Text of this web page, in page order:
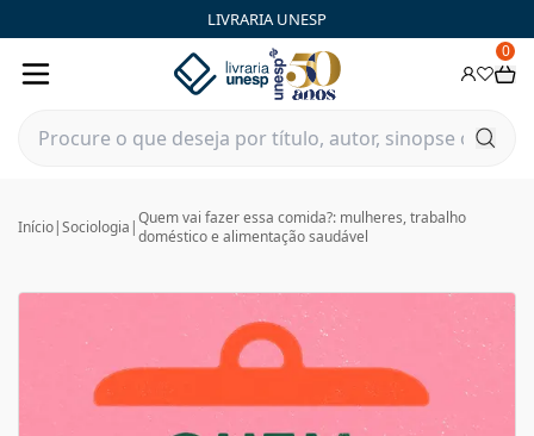
LIVRARIA UNESP
0
Início|Sociologia |Quem vai fazer essa comida?: mulheres, trabalho
doméstico e alimentação saudável